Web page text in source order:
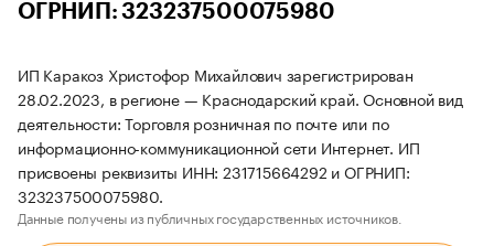
ОГРНИП: 323237500075980
ИП Каракоз Христофор Михайлович зарегистрирован
28.02.2023, в регионе — Краснодарский край. Основной вид
деятельности: Торговля розничная по почте или по
информационно-коммуникационной сети Интернет. ИП
присвоены реквизиты ИНН: 231715664292 и ОГРНИП:
323237500075980.
Данные получены из публичных государственных источников.